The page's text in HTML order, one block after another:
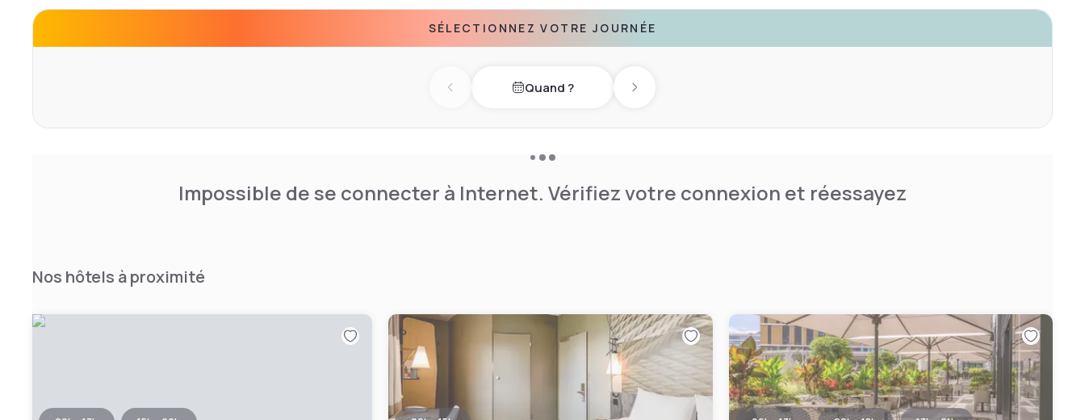
SÉLECTIONNEZ VOTRE JOURNÉE
Previous dayQuand ? Next day
Impossible de se connecter à Internet. Vérifiez votre connexion et réessayez
Nos hôtels à proximité